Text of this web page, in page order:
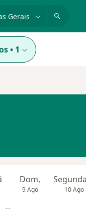
• 1
Dom,
9 Ago 10 Ago